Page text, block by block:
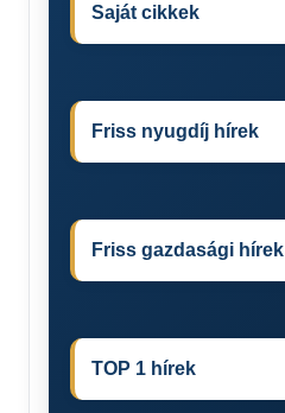
Saját cikkek
Friss nyugdíj hírek
Friss gazdasági hírek
TOP 1 hírek